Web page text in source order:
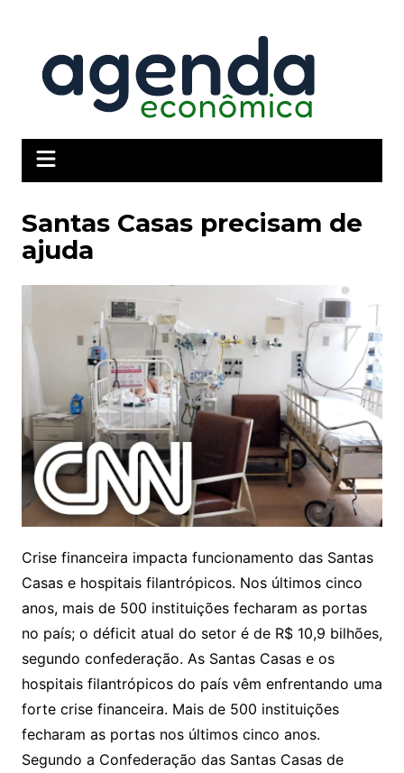
conteúdo
Santas Casas precisam de
ajuda
Crise financeira impacta funcionamento das Santas
Casas e hospitais filantrópicos. Nos últimos cinco
anos, mais de 500 instituições fecharam as portas
no país; o déficit atual do setor é de R$ 10,9 bilhões,
segundo confederação. As Santas Casas e os
hospitais filantrópicos do país vêm enfrentando uma
forte crise financeira. Mais de 500 instituições
fecharam as portas nos últimos cinco anos.
Segundo a Confederação das Santas Casas de